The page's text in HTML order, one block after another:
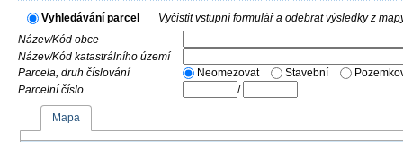
Vyhledávání parcel
Vyčistit vstupní formulář a odebrat výsledky z
Název/Kód obce
Název/Kód katastrálního území
Parcela, druh číslování
Neomezovat Stavební
Parcelní číslo
/
Mapa